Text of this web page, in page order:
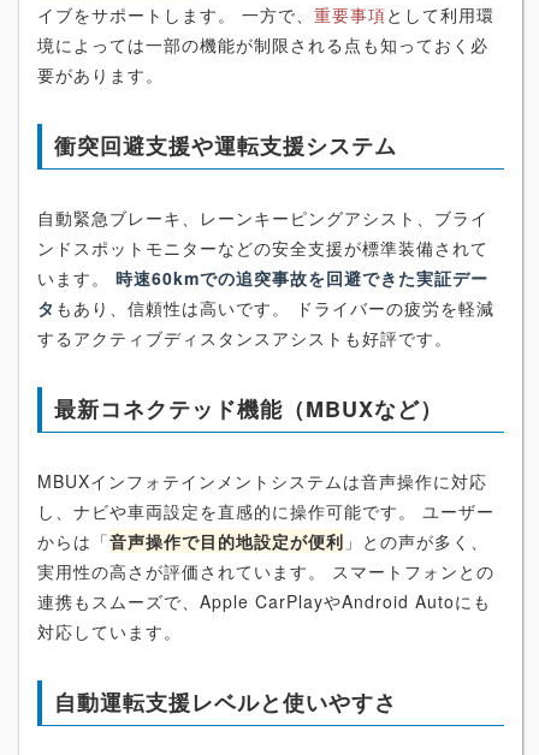
イブをサポートします。 一方で、 重要事項として利用環
境によっては一部の機能が制限される点も知っておく必
要があります。
衝突回避支援や運転支援システム
自動緊急ブレーキ、レーンキーピングアシスト、ブライ
ンドスポットモニターなどの安全支援が標準装備されて
います。 時速60kmでの追突事故を回避できた実証デー
タ もあり、信頼性は高いです。 ドライバーの疲労を軽減
するアクティブディスタンスアシストも好評です。
最新コネクテッド機能（MBUXなど）
MBUXインフォテインメントシステムは音声操作に対応
し、ナビや車両設定を直感的に操作可能です。 ユーザー
からは「音声操作で目的地設定が便利 」との声が多く、
実用性の高さが評価されています。 スマートフォンとの
連携もスムーズで、Apple CarPlayやAndroid Autoにも
対応しています。
自動運転支援レベルと使いやすさ